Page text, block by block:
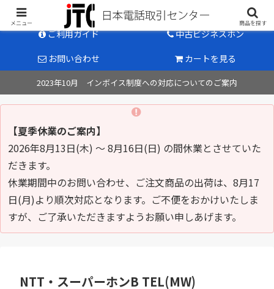
中古ビジネスホン販売のパイオニア
ご利用ガイド
中古ビジネスホン
お問い合わせ
カートを見る
2023年10月 インボイス制度への対応についてのご案内
【夏季休業のご案内】
2026年8月13日(木) ～ 8月16日(日) の間休業とさせていた
だきます。
休業期間中のお問い合わせ、ご注文商品の出荷は、8月17
日(月)より順次対応となります。ご不便をおかけいたしま
すが、ご了承いただきますようお願い申しあげます。
NTT・スーパーホンB TEL(MW)
メニュー 商品を探す